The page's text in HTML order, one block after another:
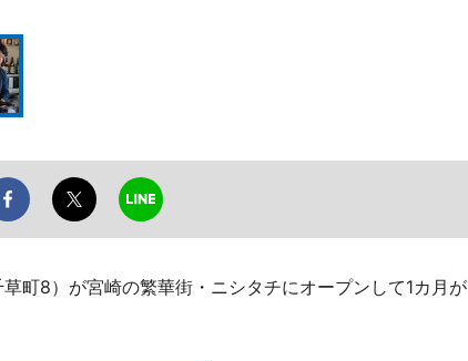
町8）が宮崎の繁華街・ニシタチにオープンして1カ月が